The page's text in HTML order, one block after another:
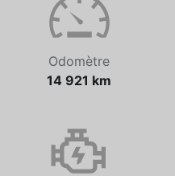
14 921 km